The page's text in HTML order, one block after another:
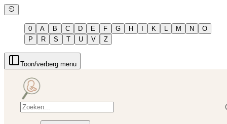
0 A B C D E F G H K L M N
O
P
R S T U V Z
Toon/verberg menu